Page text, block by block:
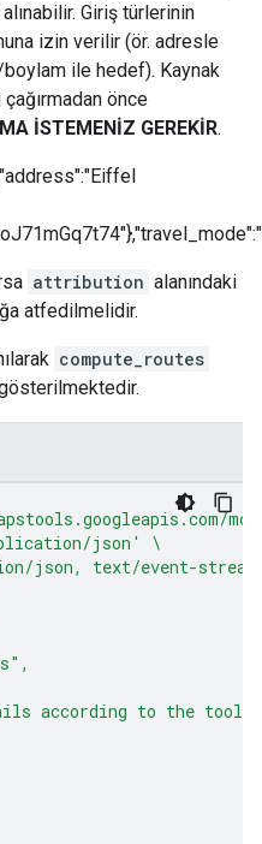
Giriş türlerinin
izin verilir (ör. adresle
boylam ile hedef). Kaynak
önce
İSTEMENİZ GEREKİR.
attribution alanındaki
atfedilmelidir.
compute_routes
gösterilmektedir.
json'
\
json, text/event-
according to the tool'